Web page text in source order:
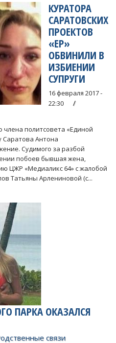
КУРАТОРА
САРАТОВСКИХ
ПРОЕКТОВ
«ЕР»
ОБВИНИЛИ В
ИЗБИЕНИИ
СУПРУГИ
16 февраля 2017 -
22:30
политсовета «Единой
Саратова Антона
Судимого за разбой
побоев бывшая жена,
ЦЖР «Медиаликс 64» с жалобой
Татьяны Арлениновой (с...
ПАРКА ОКАЗАЛСЯ
связи